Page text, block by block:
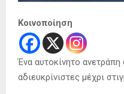
Κοινοποίηση
Ένα αυτοκίνητο
αδιευκρίνιστες μέχρι